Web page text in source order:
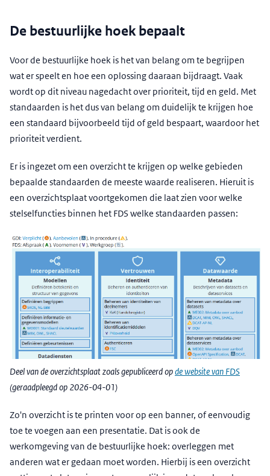
De bestuurlijke hoek bepaalt
Voor de bestuurlijke hoek is het van belang om te begrijpen
wat er speelt en hoe een oplossing daaraan bijdraagt. Vaak
wordt op dit niveau nagedacht over prioriteit, tijd en geld. Met
standaarden is het dus van belang om duidelijk te krijgen hoe
een standaard bijvoorbeeld tijd of geld bespaart, waardoor het
prioriteit verdient.
Er is ingezet om een overzicht te krijgen op welke gebieden
bepaalde standaarden de meeste waarde realiseren. Hieruit is
een overzichtsplaat voortgekomen die laat zien voor welke
stelselfuncties binnen het FDS welke standaarden passen:
Deel van de overzichtsplaat zoals gepubliceerd opde website van FDS
(geraadpleegd op 2026-04-01)
Zo'n overzicht is te printen voor op een banner, of eenvoudig
toe te voegen aan een presentatie. Dat is ook de
werkomgeving van de bestuurlijke hoek: overleggen met
anderen wat er gedaan moet worden. Hierbij is een overzicht